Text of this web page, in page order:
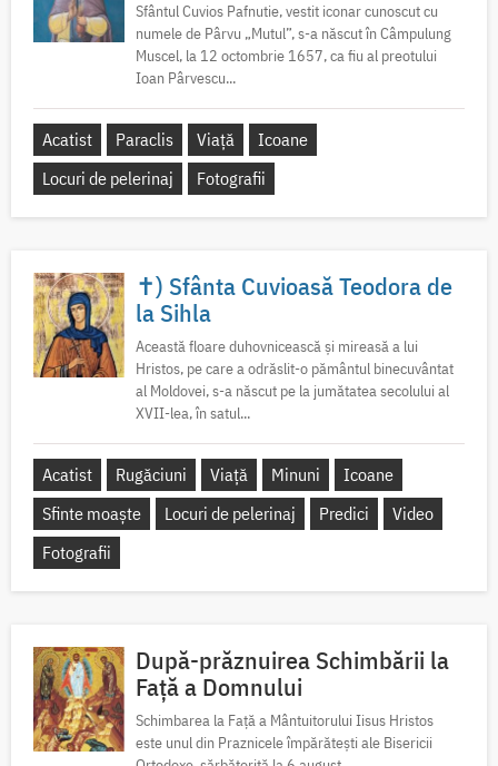
Sfântul Cuvios Pafnutie, vestit iconar cunoscut cu
numele de Pârvu „Mutul”, s-a născut în Câmpulung
Muscel, la 12 octombrie 1657, ca fiu al preotului
Ioan Pârvescu...
Acatist Paraclis Viață
Icoane
Locuri de pelerinaj
Fotografii
✝) Sfânta Cuvioasă Teodora de
la Sihla
Această floare duhovnicească și mireasă a lui
Hristos, pe care a odrăslit-o pământul binecuvântat
al Moldovei, s-a născut pe la jumătatea secolului al
XVII-lea, în satul...
Acatist Rugăciuni Viață Minuni
Icoane
Sfinte moaște
Locuri de pelerinaj Predici
Video
Fotografii
După-prăznuirea Schimbării la
Față a Domnului
Schimbarea la Față a Mântuitorului Iisus Hristos
este unul din Praznicele împărătești ale Bisericii